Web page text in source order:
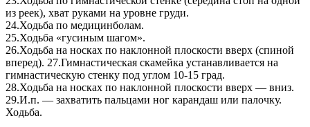
из реек), хват руками на уровне груди.
24.Ходьба по медицинболам.
25.Ходьба «гусиным шагом».
26.Ходьба на носках по наклонной плоскости вверх (спиной
вперед). 27.Гимнастическая скамейка устанавливается на
гимнастическую стенку под углом 10-15 град.
28.Ходьба на носках по наклонной плоскости вверх — вниз.
29.И.п. — захватить пальцами ног карандаш или палочку.
Ходьба.